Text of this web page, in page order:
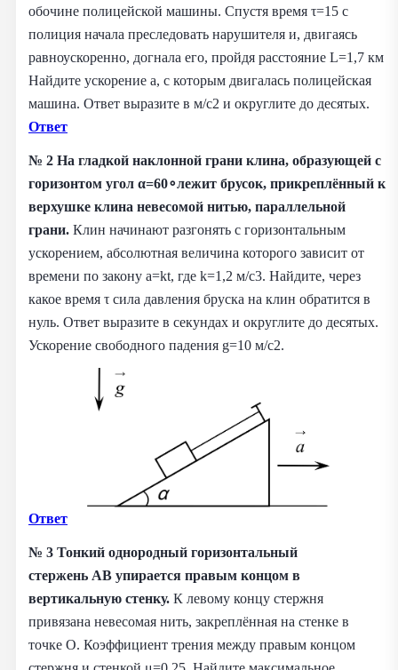
обочине полицейской машины. Спустя время τ=15 с
полиция начала преследовать нарушителя и, двигаясь
равноускоренно, догнала его, пройдя расстояние L=1,7 км
Найдите ускорение a, с которым двигалась полицейская
машина. Ответ выразите в м/с2 и округлите до десятых.
Ответ
№ 2 На гладкой наклонной грани клина, образующей с
горизонтом угол α=60∘лежит брусок, прикреплённый к
верхушке клина невесомой нитью, параллельной
грани. Клин начинают разгонять с горизонтальным
ускорением, абсолютная величина которого зависит от
времени по закону a=kt, где k=1,2 м/с3. Найдите, через
какое время τ сила давления бруска на клин обратится в
нуль. Ответ выразите в секундах и округлите до десятых.
Ускорение свободного падения g=10 м/с2.
Ответ
№ 3 Тонкий однородный горизонтальный
стержень AB упирается правым концом в
вертикальную стенку. К левому концу стержня
привязана невесомая нить, закреплённая на стенке в
точке O. Коэффициент трения между правым концом